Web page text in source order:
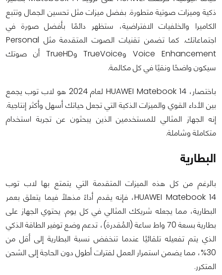
ذكية وميزات صوتية متطورة. بفضل ميزات مثل تحسين الجمال وتتبع
الكاميرا والخلفيات الافتراضية، ستظهر دائمًا بأفضل صورة في
اجتماعاتك. كما تضمن تقنيات الصوت المتقدمة مثل Personal
Voice Enhancement وTrueVoice وTrueHD أن صوتك
سيكون واضحًا ونقيًا في كل مكالمة.
باختصار، HUAWEI Matebook 14 لعام 2024 هو لاب توب يجمع
بين الأداء القوي والميزات الذكية التي تجعل حياتك أسهل وأكثر إنتاجية.
إنه الجهاز المثالي للمستخدمين الذين يبحثون عن تجربة استخدام
متكاملة وشاملة.
البطارية
بالرغم من كل هذه الميزات المتقدمة التي يتمتع بها لاب توب
HUAWEI Matebook 14، فإنه يقدم أداءً مذهلًا فيما يتعلق بعمر
البطارية، مما يجعله شريكك المثالي في كل يوم. يحتوي الجهاز على
بطارية بسعة 70 واط ساعة (المُقدرة)، تدعم وضع توفير الطاقة الذكي
الذي يتم تفعيله تلقائيًا عندما تنخفض نسبة البطارية إلى أقل من
30%، مما يضمن استمرار العمل لفترات أطول دون الحاجة إلى الشحن
المتكرر.